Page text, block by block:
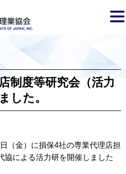
制度等研究会（活力
した。
（金）に損保4社の専業代理店担
協による活力研を開催しました